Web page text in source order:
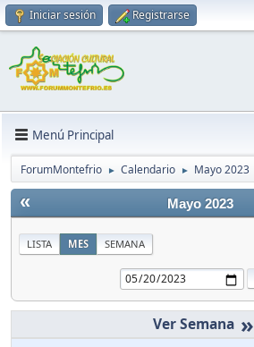
Iniciar sesión Registrarse
Menú Principal
ForumMontefrio ► Calendario ► Mayo 2023
« Mayo 2023
LISTA MES SEMANA
»